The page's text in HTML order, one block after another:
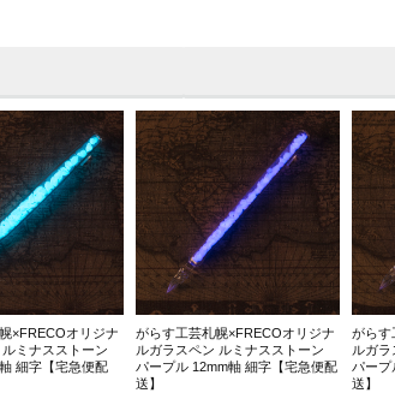
×FRECOオリジナ
ミナスストーン
細字【宅急便配
がらす工芸札幌×FRECOオリジナ
ルガラスペン ルミナスストーン
パープル 12mm軸 細字【宅急便配
送】
がらす
ルガラ
パープ
送】